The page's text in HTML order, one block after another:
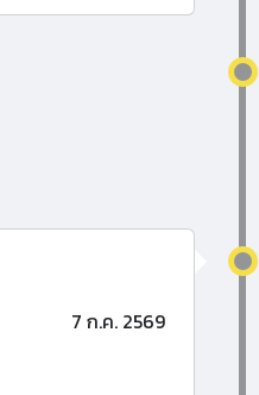
7 ก.ค. 2569